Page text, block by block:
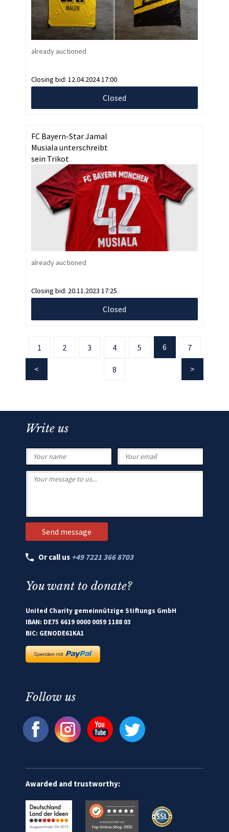
already auctioned
Closing bid: 12.04.2024 17:00
Closed
FC Bayern-Star Jamal
Musiala unterschreibt
sein Trikot
already auctioned
Closing bid: 20.11.2023 17:25
Closed
1 2 3 4 5 6 7
8
Write us
Or call us +49 7221 366 8703
You want to donate?
United Charity gemeinnützige Stiftungs GmbH
IBAN: DE75 6619 0000 0059 1188 03
BIC: GENODE61KA1
Follow us
Awarded and trustworthy: